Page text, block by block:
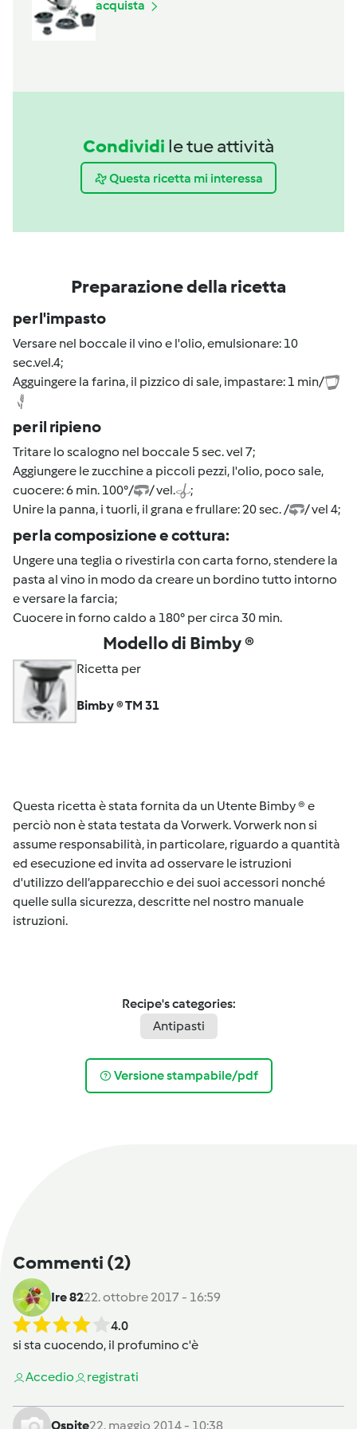
acquista
Condividi le tue attività
Questa ricetta mi interessa
Preparazione della ricetta
per l'impasto
Versare nel boccale il vino e l'olio, emulsionare: 10
sec.vel.4;
Agguingere la farina, il pizzico di sale, impastare: 1 min/
per il ripieno
Tritare lo scalogno nel boccale 5 sec. vel 7;
Aggiungere le zucchine a piccoli pezzi, l'olio, poco sale,
cuocere: 6 min. 100°/
/ vel.
;
Unire la panna, i tuorli, il grana e frullare: 20 sec. /
/ vel 4;
per la composizione e cottura:
Ungere una teglia o rivestirla con carta forno, stendere la
pasta al vino in modo da creare un bordino tutto intorno
e versare la farcia;
Cuocere in forno caldo a 180° per circa 30 min.
Modello di Bimby ®
Ricetta per
Bimby ® TM 31
Questa ricetta è stata fornita da un Utente Bimby ® e
perciò non è stata testata da Vorwerk. Vorwerk non si
assume responsabilità, in particolare, riguardo a quantità
ed esecuzione ed invita ad osservare le istruzioni
d'utilizzo dell’apparecchio e dei suoi accessori nonché
quelle sulla sicurezza, descritte nel nostro manuale
istruzioni.
Recipe's categories:
Antipasti
Versione stampabile/pdf
Commenti (2)
Ire 8222. ottobre 2017 - 16:59
4.0
si sta cuocendo, il profumino c'è
Accedio registrati
Ospite22. maggio 2014 - 10:38